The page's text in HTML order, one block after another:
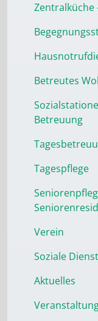
Zentralküche
Betreutes
Betreuung
Tagespflege
Verein
Soziale
Aktuelles